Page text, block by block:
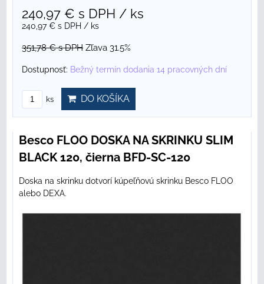
240,97 € s DPH / ks
240,97 € s DPH / ks
351,78 €s DPH Zľava 31.5%
Dostupnosť: Bežný termín dodania 14 pracovných dní
ks DO KOŠÍKA
Besco FLOO DOSKA NA SKRINKU SLIM
BLACK 120, čierna BFD-SC-120
Doska na skrinku dotvorí kúpeľňovú skrinku Besco FLOO
alebo DEXA.